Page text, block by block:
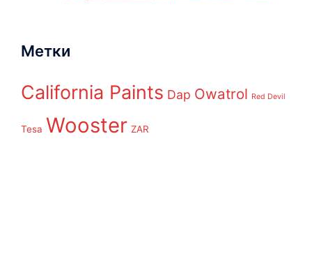
Метки
California Paints Dap Owatrol Red Devil
Tesa Wooster ZAR